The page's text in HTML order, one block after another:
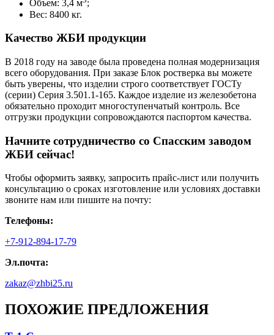
Объем: 3,4 м ;
Вес: 8400 кг.
Качество ЖБИ продукции
В 2018 году на заводе была проведена полная модернизация
всего оборудования. При заказе Блок ростверка вы можете
быть уверены, что изделии строго соответствует ГОСТу
(серии) Серия 3.501.1-165. Каждое изделие из железобетона
обязательно проходит многоступенчатый контроль. Все
отгрузки продукции сопровождаются паспортом качества.
Начните сотрудничество со Cпасским заводом
ЖБИ сейчас!
Чтобы оформить заявку, запросить прайс-лист или получить
консультацию о сроках изготовление или условиях доставки
звоните нам или пишите на почту:
Телефоны:
+7-912-894-17-79
Эл.почта:
zakaz@zhbi25.ru
ПОХОЖИЕ ПРЕДЛОЖЕНИЯ